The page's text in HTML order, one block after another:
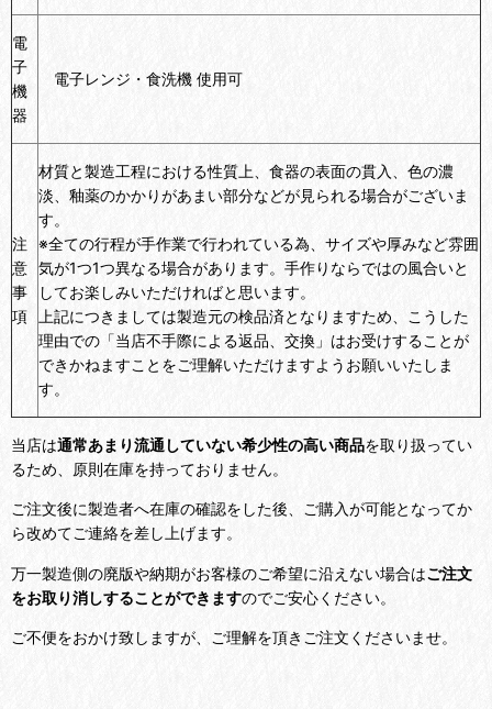
電
子
機
器
電子レンジ・食洗機 使用可
注
意
事
項
材質と製造工程における性質上、食器の表面の貫入、色の濃
淡、釉薬のかかりがあまい部分などが見られる場合がございま
す。
※全ての行程が手作業で行われている為、サイズや厚みなど雰囲
気が1つ1つ異なる場合があります。手作りならではの風合いと
してお楽しみいただければと思います。
上記につきましては製造元の検品済となりますため、こうした
理由での「当店不手際による返品、交換」はお受けすることが
できかねますことをご理解いただけますようお願いいたしま
す。
当店は通常あまり流通していない希少性の高い商品を取り扱ってい
るため、原則在庫を持っておりません。
ご注文後に製造者へ在庫の確認をした後、ご購入が可能となってか
ら改めてご連絡を差し上げます。
万一製造側の廃版や納期がお客様のご希望に沿えない場合はご注文
をお取り消しすることができますのでご安心ください。
ご不便をおかけ致しますが、ご理解を頂きご注文くださいませ。